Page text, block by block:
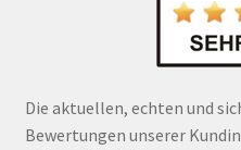
Die aktuellen, echten und
Bewertungen unserer